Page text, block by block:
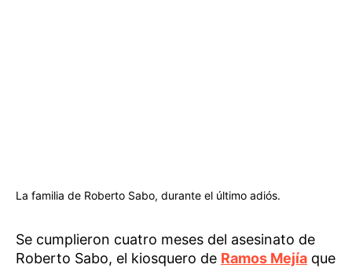
La familia de Roberto Sabo, durante el último adiós.
Se cumplieron cuatro meses del asesinato de
Roberto Sabo, el kiosquero de Ramos Mejía que